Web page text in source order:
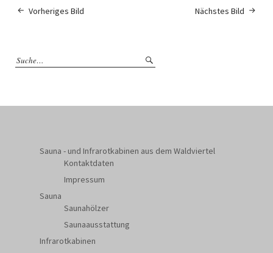
Nächstes Bild
Vorheriges Bild
Sauna - und Infrarotkabinen aus dem Waldviertel
Kontaktdaten
Impressum
Sauna
Saunahölzer
Saunaausstattung
Infrarotkabinen